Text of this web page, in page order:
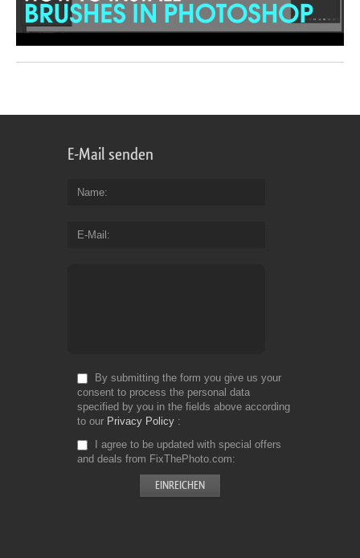
E-Mail senden
Name
E-Mail
By submitting the form you give us your
consent to process the personal data
specified by you in the fields above according
to our Privacy Policy
I agree to be updated with special offers
and deals from FixThePhoto.com